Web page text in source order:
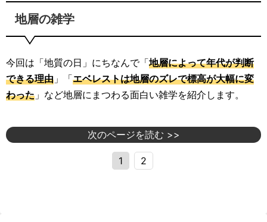
地層の雑学
今回は「地質の日」にちなんで「地層によって年代が判断
できる理由 」「エベレストは地層のズレで標高が大幅に変
わった 」など地層にまつわる面白い雑学を紹介します。
次のページを読む >>
1 2